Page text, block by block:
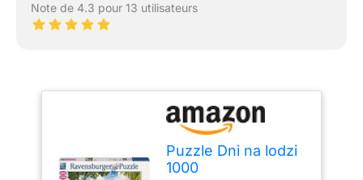
Note de 4.3 pour 13 utilisateurs
Puzzle Dni na lodzi
1000